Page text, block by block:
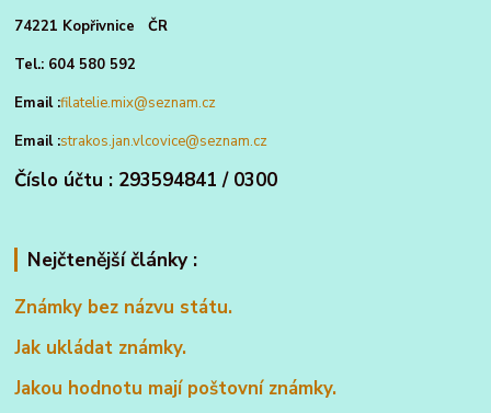
74221 Kopřivnice ČR
Tel.: 604 580 592
Email :filatelie.mix@seznam.cz
Email :strakos.jan.vlcovice@seznam.cz
Číslo účtu : 293594841 / 0300
Nejčtenější články :
Známky bez názvu státu.
Jak ukládat známky.
Jakou hodnotu mají poštovní známky.